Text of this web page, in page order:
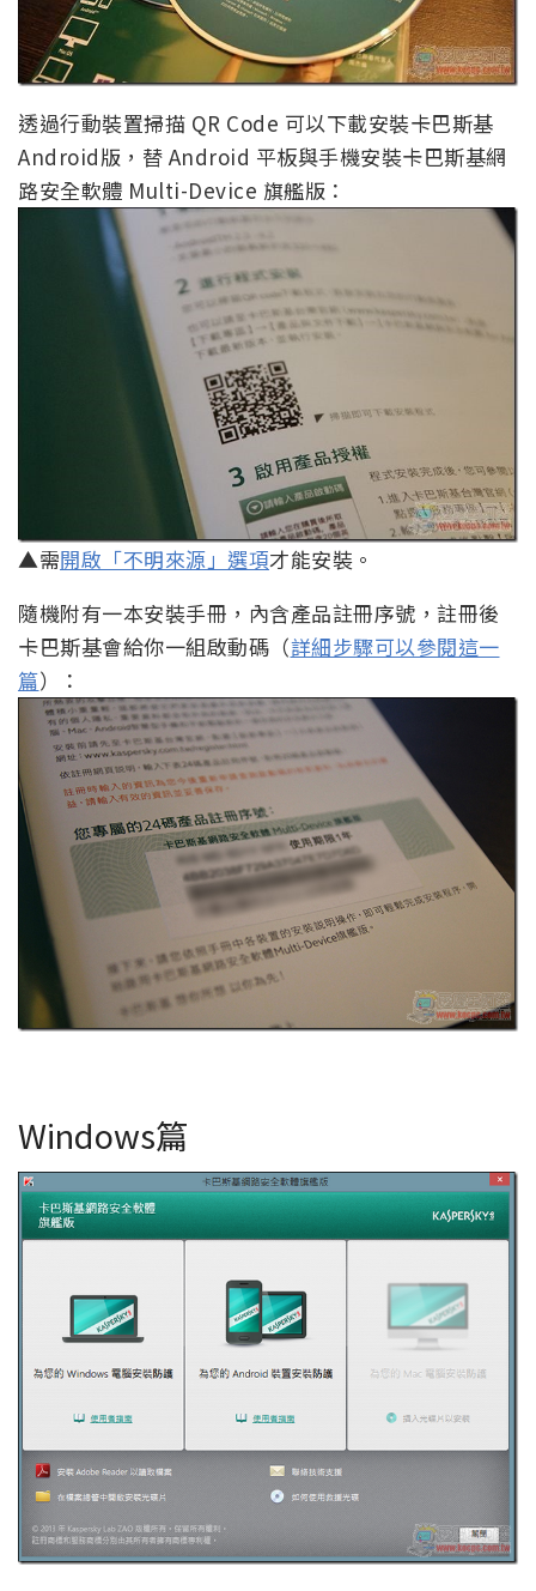
透過行動裝置掃描 QR Code 可以下載安裝卡巴斯基
Android版，替 Android 平板與手機安裝卡巴斯基網
路安全軟體 Multi-Device 旗艦版：
▲需開啟「不明來源」選項才能安裝。
隨機附有一本安裝手冊，內含產品註冊序號，註冊後
卡巴斯基會給你一組啟動碼（詳細步驟可以參閱這一
篇）：
Windows篇